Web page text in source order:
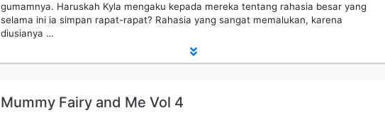
gumamnya. Haruskah Kyla mengaku kepada mereka tentang rahasia besar yang
selama ini ia simpan rapat-rapat? Rahasia yang sangat memalukan, karena
diusianya …
Mummy Fairy and Me Vol 4